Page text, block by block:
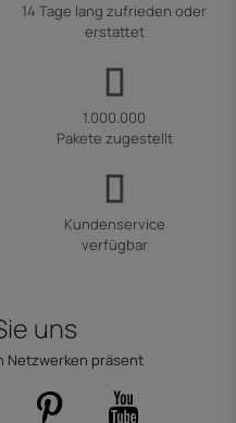
14 Tage lang zufrieden oder
erstattet
1.000.000
Pakete zugestellt
Kundenservice
verfügbar
uns
Netzwerken präsent